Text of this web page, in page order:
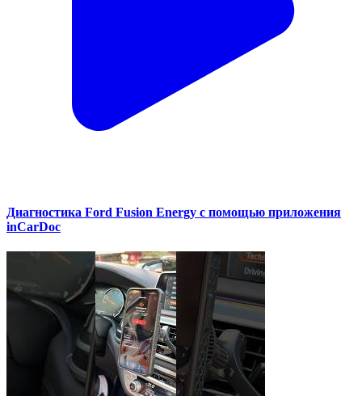
Диагностика Ford Fusion Energy с помощью приложения
inCarDoc